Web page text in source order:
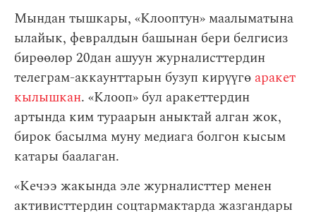
Мындан тышкары, «Клооптун» маалыматына
ылайык, февралдын башынан бери белгисиз
бирөөлөр 20дан ашуун журналисттердин
телеграм-аккаунттарын бузуп кирүүгө аракет
кылышкан. «Клооп» бул аракеттердин
артында ким тураарын аныктай алган жок,
бирок басылма муну медиага болгон кысым
катары баалаган.
«Кечээ жакында эле журналисттер менен
активисттердин соцтармактарда жазгандары